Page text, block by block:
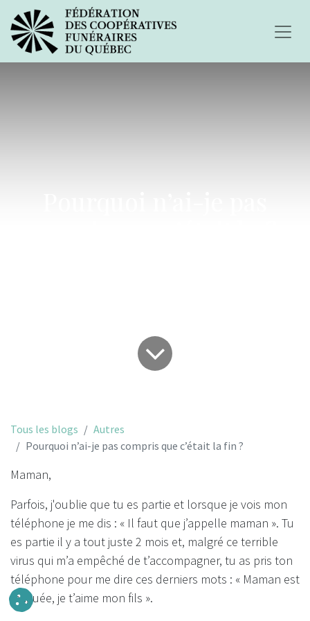
Tous les blogs
Autres
Pourquoi n’ai-je pas compris que c’était la fin ?
Maman,
Parfois, j'oublie que tu es partie et lorsque je vois mon
téléphone je me dis : « Il faut que j’appelle maman ». Tu
es partie il y a tout juste 2 mois et, malgré ce terrible
virus qui m’a empêché de t’accompagner, tu as pris ton
téléphone pour me dire ces derniers mots : « Maman est
fatiguée, je t’aime mon fils ».